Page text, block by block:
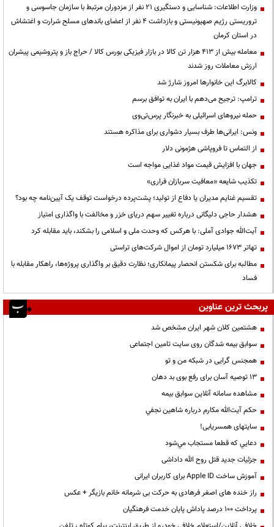
وزارت اطلاعات: شناسایی و دستگیری ۲۱ نفر از مزدوران مرتبط با سازمان جاسوسی و
تروریستی رژیم صهیونیستی و بازداشت ۴ نفر از اعضای باندهای مسلح شرارت و اغتشاش
در استان کرمان
معامله بیش از ۴۱۳ هزار تن کالا در بازار فیزیکی بورس کالا / حراج باز و پتروشیمی پیشران
ارزش معاملات روز شدند
کالابرگ این خانوارها امروز شارژ شد
ترامپ: ترجیح می‌دهم با ایران به توافق برسم
حمله نیروهای اسرائیلی به خبرنگار پرس‌تی‌وی
ونس: ایرانی‌ها طرف بسیار دشواری برای مذاکره هستند
از التماس تا فروپاشی هژمونی دلار
جهان با افزایش قیمت مواد غذایی مواجه است
تکذیب شایعه «معافیت سربازان فراری»
تقسیم غنایم مدیران یا دفاع از تولید؛ پشت‌پرده درخواست توقف یک آیین‌نامه چه بود؟
هشدار حاجی دلیگانی درباره تغییر سهم دریای خزر و مخالفت با واگذاری امتیاز
آیت‌الله جوادی آملی: با هرکس که وحدت ملی و اسلامی را بشکند، باید مقابله کرد
تهاتر ۱۶۷۳ میلیارد تومان از اموال شرکت‌های تراستی
مطالبه برای شکستن انحصار پیمانکاری؛ نظارت دقیق بر واگذاری پروژه‌ها، راهکار مقابله با
فساد
پربحث ترین عناوین
هشتمین کلان شهر ایران مشخص شد
سوابق بیمه شدگان روی سایت تامین اجتماعی
همجنس گرایی در شبکه من و تو
13 توصیه آسان برای رفع بوی بد دهان
مشاهده سامانه آنلاين سوابق بیمه
حكم آيت‌الله مكارم درباره شاهين نجفي
سایتهای همسریابی!
دعايي كه قطعا مستجاب مي‌شود
جزئیات جدید قتل روح الله داداشی
آموزش ساخت Apple ID برای کاربران ایرانی
راز خنده های اصغر فرهادی به حرکت بی شرمانه خانم بازیگر + عکس
پرداخت ۱۰۰ درصد پاداش پایان خدمت فرهنگیان